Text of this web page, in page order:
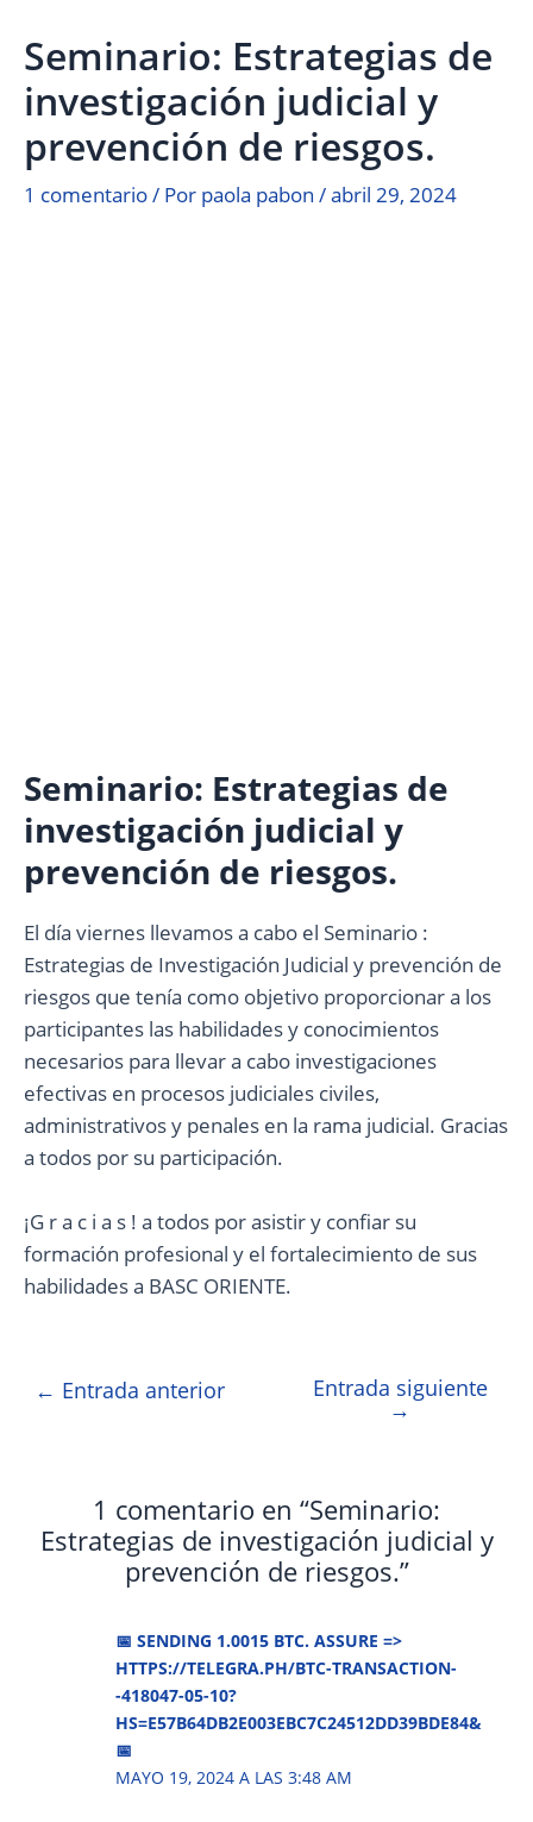
Seminario: Estrategias de
investigación judicial y
prevención de riesgos.
1 comentario/ Por paola pabon /abril 29, 2024
Seminario: Estrategias de
investigación judicial y
prevención de riesgos.
El día viernes llevamos a cabo el Seminario :
Estrategias de Investigación Judicial y prevención de
riesgos que tenía como objetivo proporcionar a los
participantes las habilidades y conocimientos
necesarios para llevar a cabo investigaciones
efectivas en procesos judiciales civiles,
administrativos y penales en la rama judicial. Gracias
a todos por su participación.
¡G r a c i a s ! a todos por asistir y confiar su
formación profesional y el fortalecimiento de sus
habilidades a BASC ORIENTE.
← Entrada anterior Entrada siguiente
→
1 comentario en “Seminario:
Estrategias de investigación judicial y
prevención de riesgos.”
📅 SЕNDING 1.0015 ВТС. АSSURЕ =>
HTTPS://TELEGRA.PH/BTC-TRANSACTION-
-418047-05-10?
HS=E57B64DB2E003EBC7C24512DD39BDE84&
📅
MAYO 19, 2024 A LAS 3:48 AM